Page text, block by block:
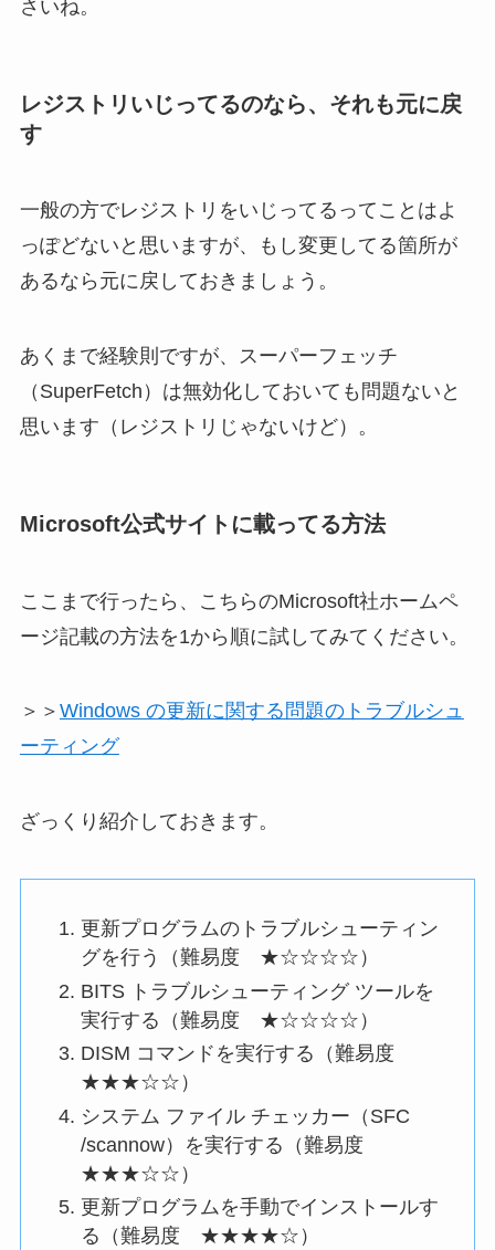
さいね。
レジストリいじってるのなら、それも元に戻
す
一般の方でレジストリをいじってるってことはよ
っぽどないと思いますが、もし変更してる箇所が
あるなら元に戻しておきましょう。
あくまで経験則ですが、スーパーフェッチ
（SuperFetch）は無効化しておいても問題ないと
思います（レジストリじゃないけど）。
Microsoft公式サイトに載ってる方法
ここまで行ったら、こちらのMicrosoft社ホームペ
ージ記載の方法を1から順に試してみてください。
＞＞ Windows の更新に関する問題のトラブルシュ
ーティング
ざっくり紹介しておきます。
更新プログラムのトラブルシューティン
グを行う（難易度 ★☆☆☆☆）
BITS トラブルシューティング ツールを
実行する（難易度 ★☆☆☆☆）
DISM コマンドを実行する（難易度
★★★☆☆）
システム ファイル チェッカー（SFC
/scannow）を実行する（難易度
★★★☆☆）
更新プログラムを手動でインストールす
る（難易度 ★★★★☆）